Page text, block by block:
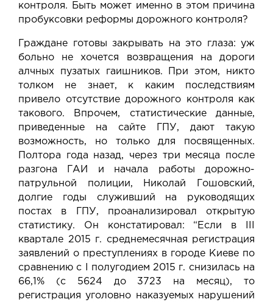
контроля. Быть может именно в этом причина
пробуксовки реформы дорожного контроля?
Граждане готовы закрывать на это глаза: уж
больно не хочется возвращения на дороги
алчных пузатых гаишников. При этом, никто
толком не знает, к каким последствиям
привело отсутствие дорожного контроля как
такового. Впрочем, статистические данные,
приведенные на сайте ГПУ, дают такую
возможность, но только для посвященных.
Полтора года назад, через три месяца после
разгона ГАИ и начала работы дорожно-
патрульной полиции,
Николай Гошовский,
долгие годы служивший на руководящих
постах в ГПУ, проанализировал открытую
статистику. Он констатировал: “Если в III
квартале 2015 г. среднемесячная регистрация
заявлений о преступлениях в городе Киеве по
сравнению с І полугодием 2015 г. снизилась на
66,1% (с 5624 до 3723 на месяц), то
регистрация уголовно наказуемых нарушений